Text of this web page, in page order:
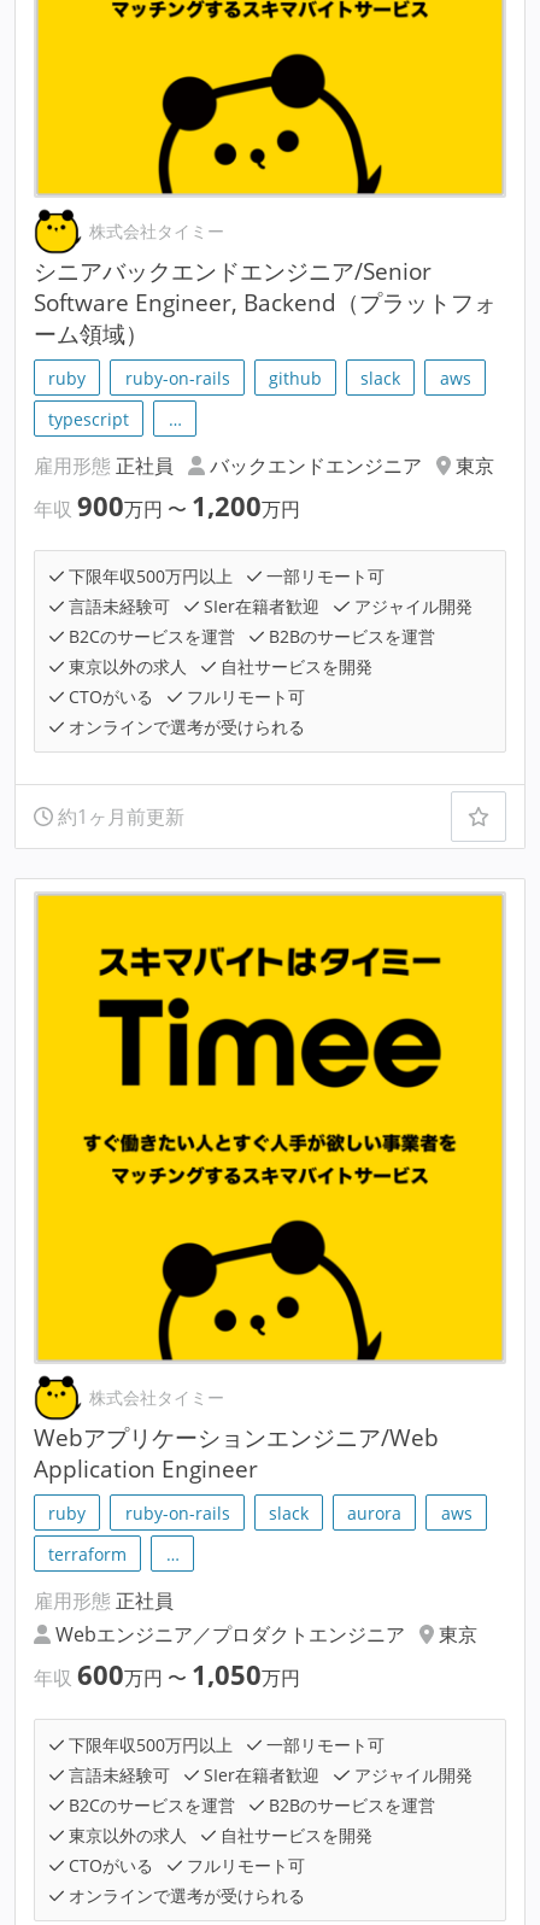
株式会社タイミー
シニアバックエンドエンジニア/Senior
Software Engineer, Backend（プラットフォ
ーム領域）
ruby ruby-on-rails github slack
aws
typescript
…
雇用形態 正社員 バックエンドエンジニア
東京
年収 900万円 〜 1,200万円
下限年収500万円以上
一部リモート可
言語未経験可
SIer在籍者歓迎
アジャイル開発
B2Cのサービスを運営
B2Bのサービスを運営
東京以外の求人
自社サービスを開発
CTOがいる
フルリモート可
オンラインで選考が受けられる
約1ヶ月前更新
株式会社タイミー
Webアプリケーションエンジニア/Web
Application Engineer
ruby ruby-on-rails slack aurora
aws
terraform
…
雇用形態 正社員
Webエンジニア／プロダクトエンジニア
東京
年収 600万円 〜 1,050万円
下限年収500万円以上
一部リモート可
言語未経験可
SIer在籍者歓迎
アジャイル開発
B2Cのサービスを運営
B2Bのサービスを運営
東京以外の求人
自社サービスを開発
CTOがいる
フルリモート可
オンラインで選考が受けられる